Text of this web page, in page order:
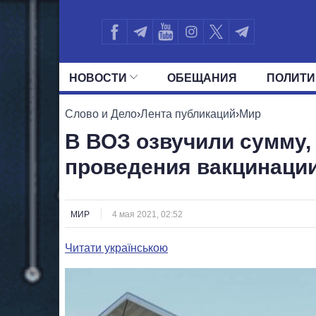
НОВОСТИ ОБЕЩАНИЯ
ВСЕ ПОЛИТИКИ ПРЕЗИДЕНТ И
Слово и Дело›Лента публикаций›Мир
В ВОЗ озвучили
проведения
МИР 4 мая 2021, 02:52
Читати українською